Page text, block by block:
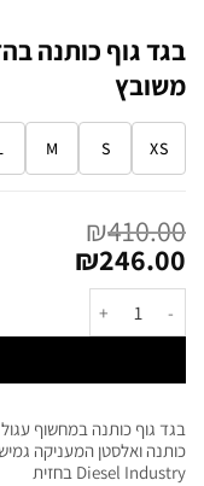
בגד גוף כותנה
משובץ
XS
S
M
₪410.00
₪246.00
בגד גוף כותנה במחשוף
כותנה ואלסטן המעניקה
Diesel Industry בחזית